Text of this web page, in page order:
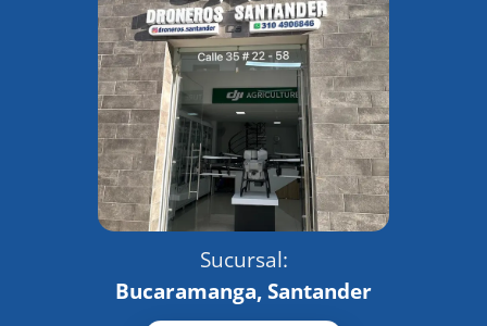
Sucursal:
Bucaramanga, Santander